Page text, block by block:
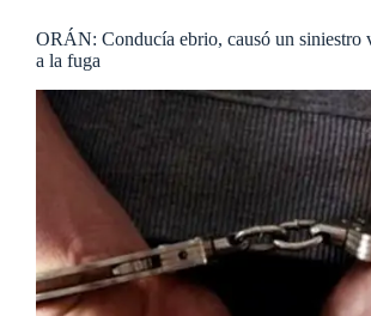
ORÁN: Conducía ebrio, causó un siniestro
a la fuga